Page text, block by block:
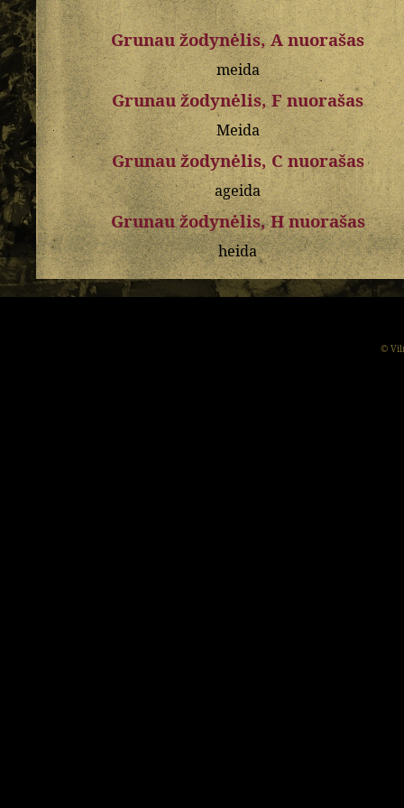
Grunau žodynėlis, A nuorašas
meida
Grunau žodynėlis, F nuorašas
Meida
Grunau žodynėlis, C nuorašas
ageida
Grunau žodynėlis, H nuorašas
heida
©